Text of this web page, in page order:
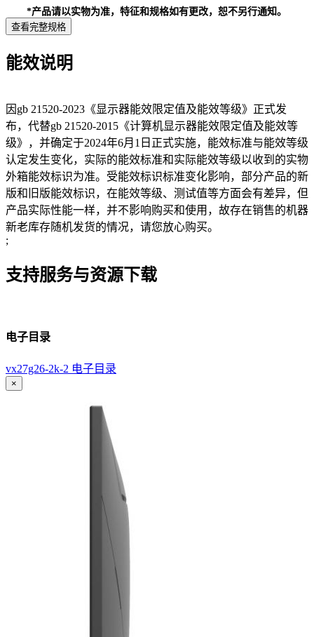
*产品请以实物为准，特征和规格如有更改，恕不另行通知。
查看完整规格
能效说明
因gb 21520-2023《显示器能效限定值及能效等级》正式发
布，代替gb 21520-2015《计算机显示器能效限定值及能效等
级》，并确定于2024年6月1日正式实施，能效标准与能效等级
认定发生变化，实际的能效标准和实际能效等级以收到的实物
外箱能效标识为准。受能效标识标准变化影响，部分产品的新
版和旧版能效标识，在能效等级、测试值等方面会有差异，但
产品实际性能一样，并不影响购买和使用，故存在销售的机器
新老库存随机发货的情况，请您放心购买。
;
支持服务与资源下载
电子目录
vx27g26-2k-2 电子目录
×